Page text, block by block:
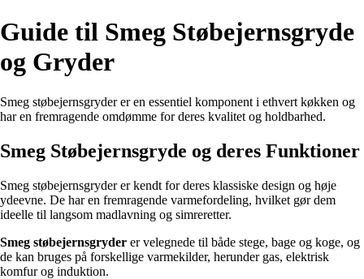
Guide til Smeg Støbejernsgryde
og Gryder
Smeg støbejernsgryder er en essentiel komponent i ethvert køkken og
har en fremragende omdømme for deres kvalitet og holdbarhed.
Smeg Støbejernsgryde og deres Funktioner
Smeg støbejernsgryder er kendt for deres klassiske design og høje
ydeevne. De har en fremragende varmefordeling, hvilket gør dem
ideelle til langsom madlavning og simreretter.
Smeg støbejernsgryder er velegnede til både stege, bage og koge, og
de kan bruges på forskellige varmekilder, herunder gas, elektrisk
komfur og induktion.